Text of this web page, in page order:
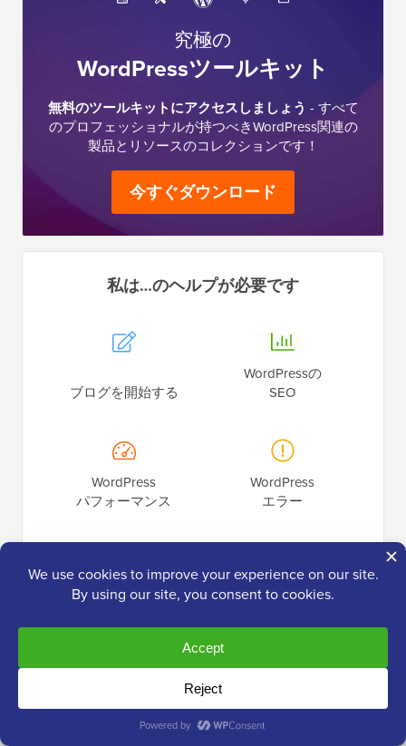
究極の
WordPressツールキット
無料のツールキットにアクセスしましょう - すべて
のプロフェッショナルが持つべきWordPress関連の
製品とリソースのコレクションです！
今すぐダウンロード
私は…のヘルプが必要です
ブログを開始する
WordPressの
SEO
WordPress
パフォーマンス
WordPress
エラー
WordPress
オンラインストアを構築